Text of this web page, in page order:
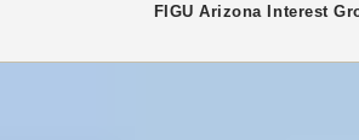
FIGUArizona Interest